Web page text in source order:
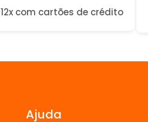
12x com cartões de crédito
Ajuda